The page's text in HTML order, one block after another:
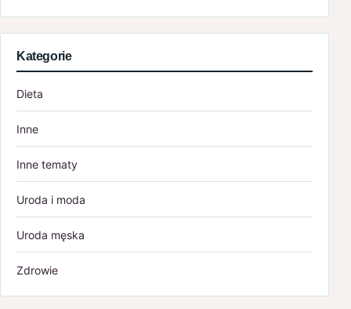
Kategorie
Dieta
Inne
Inne tematy
Uroda i moda
Uroda męska
Zdrowie